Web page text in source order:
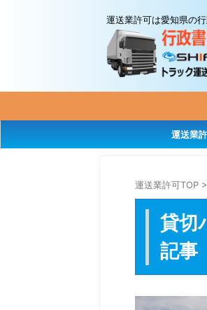
運送業許可は愛知県の
運送業
運送業許可TOP >
貸切
記事